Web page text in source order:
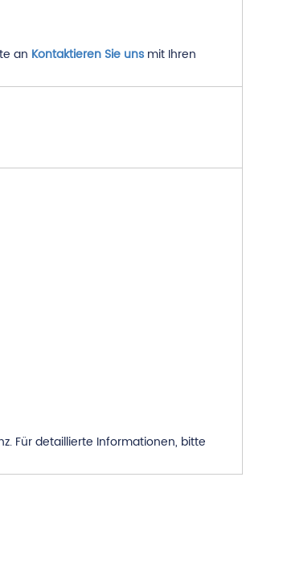
an Kontaktieren Sie unsmit Ihren
Für detaillierte Informationen, bitte